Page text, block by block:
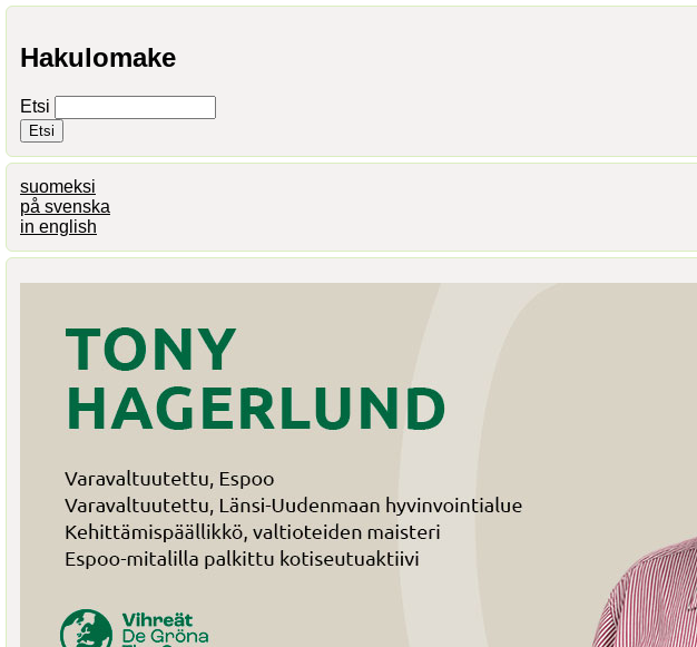
Hakulomake
Etsi
suomeksi
på svenska
in english